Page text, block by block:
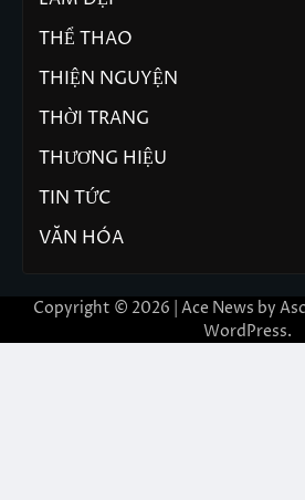
THỂ THAO
THIỆN NGUYỆN
THỜI TRANG
THƯƠNG HIỆU
TIN TỨC
VĂN HÓA
Copyright © 2026 | Ace News by
WordPress.